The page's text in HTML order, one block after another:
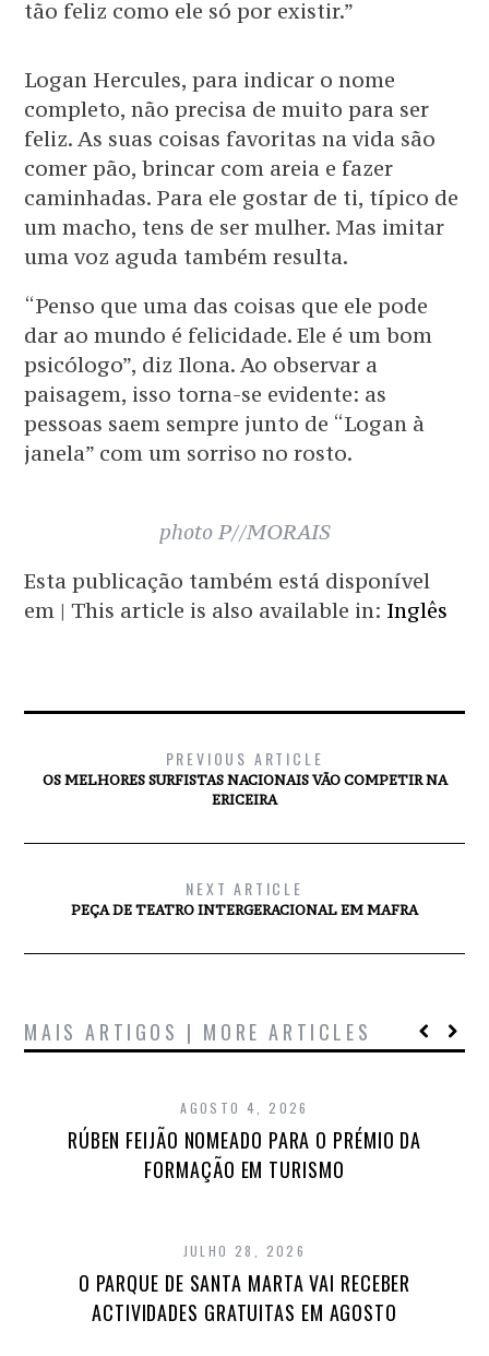
tão feliz como ele só por existir.”
Logan Hercules, para indicar o nome
completo, não precisa de muito para ser
feliz. As suas coisas favoritas na vida são
comer pão, brincar com areia e fazer
caminhadas. Para ele gostar de ti, típico de
um macho, tens de ser mulher. Mas imitar
uma voz aguda também resulta.
“Penso que uma das coisas que ele pode
dar ao mundo é felicidade. Ele é um bom
psicólogo”, diz Ilona. Ao observar a
paisagem, isso torna-se evidente: as
pessoas saem sempre junto de “Logan à
janela” com um sorriso no rosto.
photo P//MORAIS
Esta publicação também está disponível
em | This article is also available in: Inglês
PREVIOUS ARTICLE
OS MELHORES SURFISTAS NACIONAIS VÃO COMPETIR NA
ERICEIRA
NEXT ARTICLE
PEÇA DE TEATRO INTERGERACIONAL EM MAFRA
MAIS ARTIGOS | MORE ARTICLES
AGOSTO 4, 2026
RÚBEN FEIJÃO NOMEADO PARA O PRÉMIO DA
FORMAÇÃO EM TURISMO
JULHO 28, 2026
O PARQUE DE SANTA MARTA VAI RECEBER
ACTIVIDADES GRATUITAS EM AGOSTO